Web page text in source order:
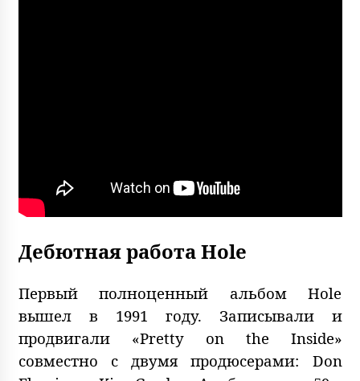
Дебютная работа Hole
Первый полноценный альбом Hole
вышел в 1991 году. Записывали и
продвигали «Pretty on the Inside»
совместно с двумя продюсерами: Don